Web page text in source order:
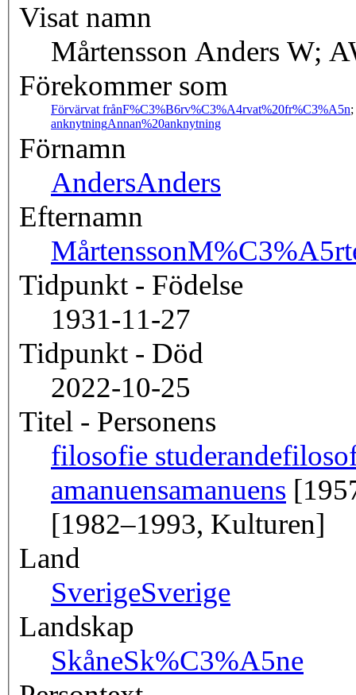
Visat namn
Mårtensson Anders W;
Förekommer som
Förvärvat frånF%C3%B6rv%C3%A4rvat%20fr%C3%A5n;
anknytningAnnan%20anknytning
Förnamn
AndersAnders
Efternamn
Mårtensson
Tidpunkt - Födelse
1931-11-27
Tidpunkt - Död
2022-10-25
Titel - Personens
filosofie studerande
amanuensamanuens
[1982–1993, Kulturen]
Land
SverigeSverige
Landskap
SkåneSk%C3%A5ne